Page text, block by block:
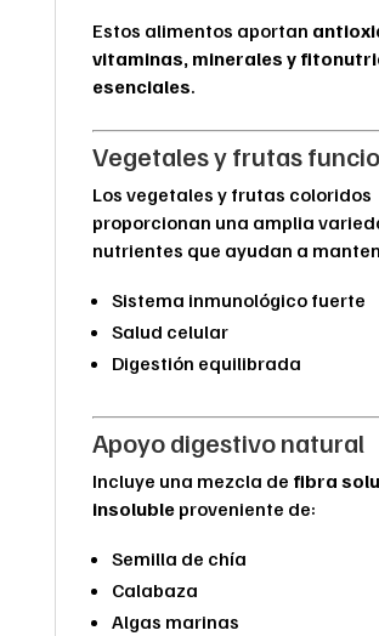
Estos alimentos aportan
vitaminas, minerales y
esenciales.
Vegetales y frutas
Los vegetales y frutas coloridos
proporcionan una amplia
nutrientes que ayudan a
Sistema inmunológico fuerte
Salud celular
Digestión equilibrada
Apoyo digestivo natural
Incluye una mezcla de fibra
insolubleproveniente de:
Semilla de chía
Calabaza
Algas marinas